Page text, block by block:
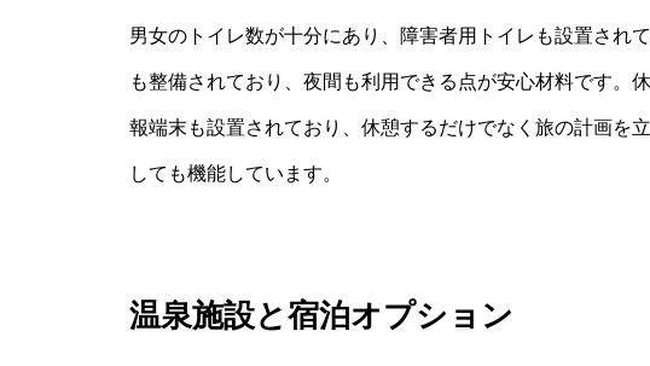
男女のトイレ数が十分にあり、障害者用トイレも設置され
も整備されており、夜間も利用できる点が安心材料です。
報端末も設置されており、休憩するだけでなく旅の計画を
しても機能しています。
温泉施設と宿泊オプション